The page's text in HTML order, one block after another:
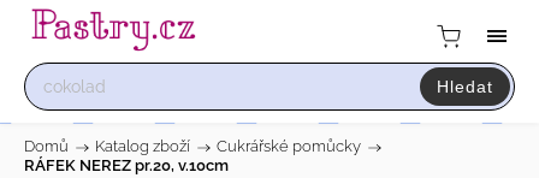
Hledat
Domů / Katalog zboží / Cukrářské pomůcky /
RÁFEK NEREZ pr.20, v.10cm